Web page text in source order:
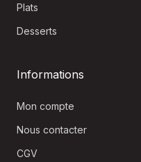
Plats
Desserts
Informations
Mon compte
Nous contacter
CGV